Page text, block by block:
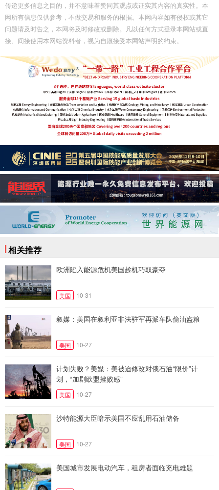
传递更多信息之目的，并不意味着赞同其观点或证实其内容的真实性。本
网所有信息仅供参考，不做交易和服务的根据。本网内容如有侵权或其它
问题请及时告之，本网将及时修改或删除。凡以任何方式登录本网站或直
接、间接使用本网站资料者，视为自愿接受本网站声明的约束。
相关推荐
欧洲陷入能源危机美国趁机巧取豪夺
美国 10-31
叙媒：美国在叙利亚非法驻军再派车队偷油盗粮
美国 10-27
计划失败？美媒：美被迫修改对俄石油“限价”计
划，“加剧欧盟挫败感”
美国 10-27
沙特能源大臣暗示美国不应乱用石油储备
美国 10-27
美国城市发展电动汽车，租房者面临充电难题